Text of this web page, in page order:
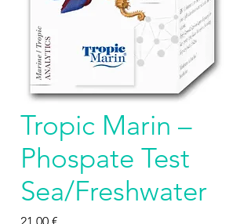
Tropic Marin –
Phospate Test
Sea/Freshwater